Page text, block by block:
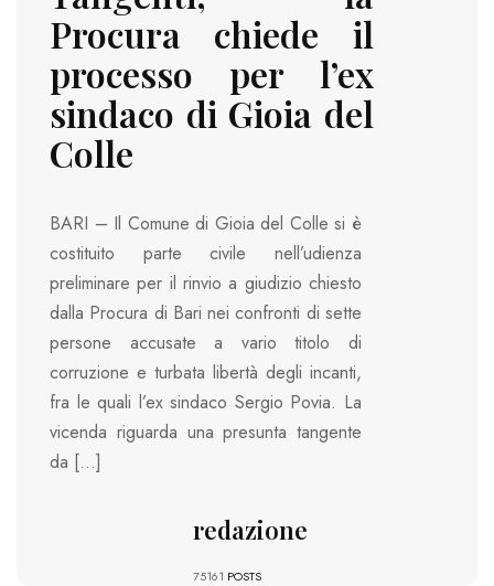
Procura chiede il
processo per l’ex
sindaco di Gioia del
Colle
BARI – Il Comune di Gioia del Colle si è
costituito parte civile nell’udienza
preliminare per il rinvio a giudizio chiesto
dalla Procura di Bari nei confronti di sette
persone accusate a vario titolo di
corruzione e turbata libertà degli incanti,
fra le quali l’ex sindaco Sergio Povia. La
vicenda riguarda una presunta tangente
da […]
redazione
75161 POSTS